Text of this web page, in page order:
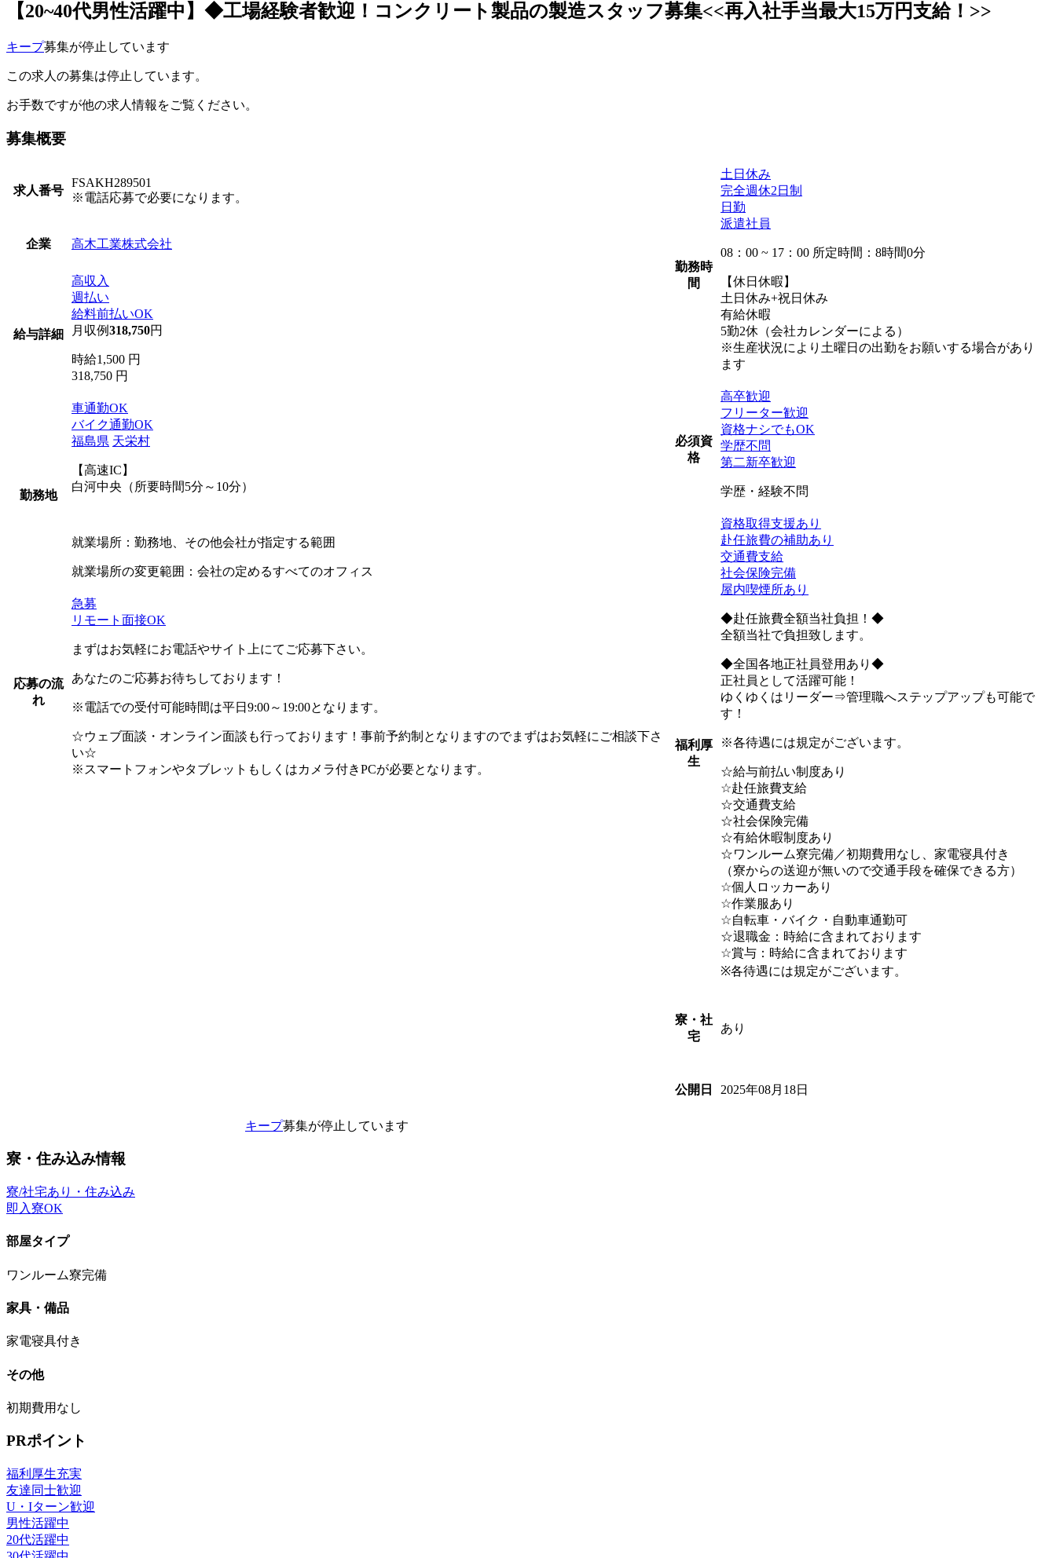
【20~40代男性活躍中】◆工場経験者歓迎！コンクリート製品の製造スタッフ募集<<再入社手当最大15万円支給！>>
キープ募集が停止しています
この求人の募集は停止しています。
お手数ですが他の求人情報をご覧ください。
募集概要
求人番号
FSAKH289501
※電話応募で必要になります。
企業 高木工業株式会社
給与詳細
高収入
週払い
給料前払いOK
月収例318,750円
時給1,500 円
318,750 円
勤務地
車通勤OK
バイク通勤OK
福島県 天栄村
【高速IC】
白河中央（所要時間5分～10分）
就業場所：勤務地、その他会社が指定する範囲
就業場所の変更範囲：会社の定めるすべてのオフィス
応募の流
れ
急募
リモート面接OK
まずはお気軽にお電話やサイト上にてご応募下さい。
あなたのご応募お待ちしております！
※電話での受付可能時間は平日9:00～19:00となります。
☆ウェブ面談・オンライン面談も行っております！事前予約制となりますのでまずはお気軽にご相談下さ
い☆
※スマートフォンやタブレットもしくはカメラ付きPCが必要となります。
勤務時
間
土日休み
完全週休2日制
日勤
派遣社員
08：00 ~ 17：00 所定時間：8時間0分
【休日休暇】
土日休み+祝日休み
有給休暇
5勤2休（会社カレンダーによる）
※生産状況により土曜日の出勤をお願いする場合があり
ます
必須資
格
高卒歓迎
フリーター歓迎
資格ナシでもOK
学歴不問
第二新卒歓迎
学歴・経験不問
福利厚
生
資格取得支援あり
赴任旅費の補助あり
交通費支給
社会保険完備
屋内喫煙所あり
◆赴任旅費全額当社負担！◆
全額当社で負担致します。
◆全国各地正社員登用あり◆
正社員として活躍可能！
ゆくゆくはリーダー⇒管理職へステップアップも可能で
す！
※各待遇には規定がございます。
☆給与前払い制度あり
☆赴任旅費支給
☆交通費支給
☆社会保険完備
☆有給休暇制度あり
☆ワンルーム寮完備／初期費用なし、家電寝具付き
（寮からの送迎が無いので交通手段を確保できる方）
☆個人ロッカーあり
☆作業服あり
☆自転車・バイク・自動車通勤可
☆退職金：時給に含まれております
☆賞与：時給に含まれております
※各待遇には規定がございます。
寮・社
宅
あり
公開日 2025年08月18日
キープ募集が停止しています
寮・住み込み情報
寮/社宅あり・住み込み
即入寮OK
部屋タイプ
ワンルーム寮完備
家具・備品
家電寝具付き
その他
初期費用なし
PRポイント
福利厚生充実
友達同士歓迎
U・Iターン歓迎
男性活躍中
20代活躍中